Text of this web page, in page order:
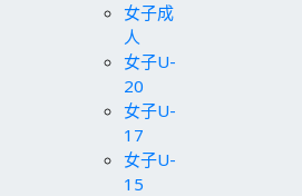
女子成
人
女子U-
20
女子U-
17
女子U-
15